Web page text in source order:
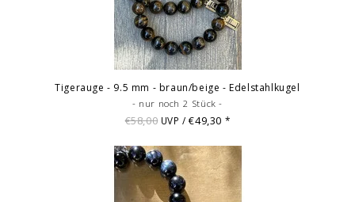
Tigerauge - 9.5 mm - braun/beige - Edelstahlkugel
- nur noch 2 Stück -
€58,00 UVP / €49,30 *